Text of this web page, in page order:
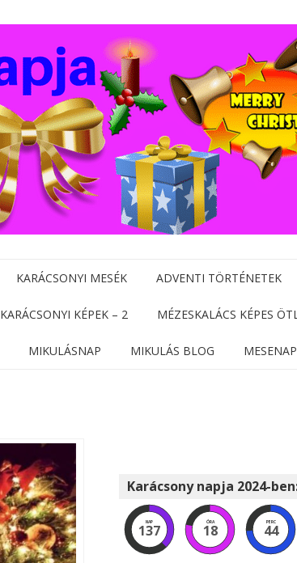
KARÁCSONYI MESÉK ADVENTI TÖRTÉNETEK
KARÁCSONYI KÉPEK – 2 MÉZESKALÁCS KÉPES
MIKULÁSNAP MIKULÁS BLOG
Karácsony napja 2024-
NAP
137
ÓRA
18
PERC
44